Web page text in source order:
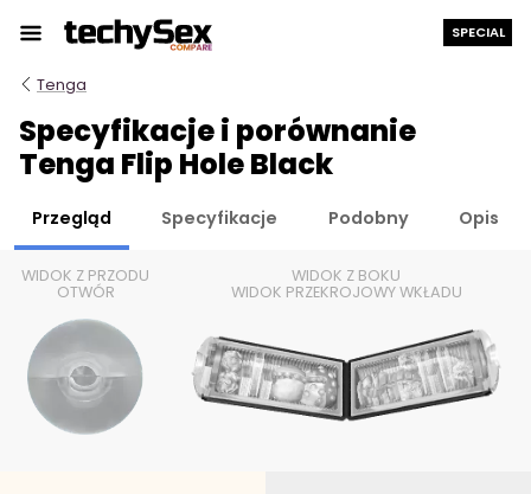
do
treści
SPECIAL
Tenga
Specyfikacje i porównanie
Tenga Flip Hole Black
Przegląd Specyfikacje Podobny Opis
WIDOK Z PRZODU
OTWÓR
WIDOK Z BOKU
WIDOK PRZEKROJOWY WKŁADU